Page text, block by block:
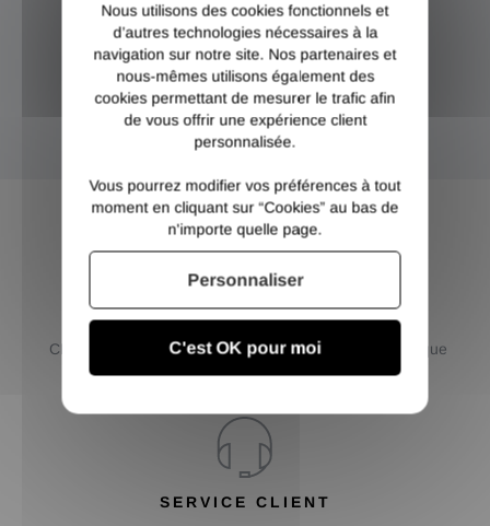
NEWSLETTER
Inscrivez-vous et recevez nos bons plans
SÉCURISÉ
CB / Paypal / 3 et 4 X sans
frais / Virement
CHOIX
Livraison France et Belgique
ou retrait dépôt
SERVICE CLIENT
Nous utilisons des cookies fonctionnels et
d’autres technologies nécessaires à la
navigation sur notre site. Nos partenaires et
nous-mêmes utilisons également des
cookies permettant de mesurer le trafic afin
de vous offrir une expérience client
personnalisée.
Vous pourrez modifier vos préférences à tout
moment en cliquant sur “Cookies” au bas de
n'importe quelle page.
C'est OK pour moi
Personnaliser